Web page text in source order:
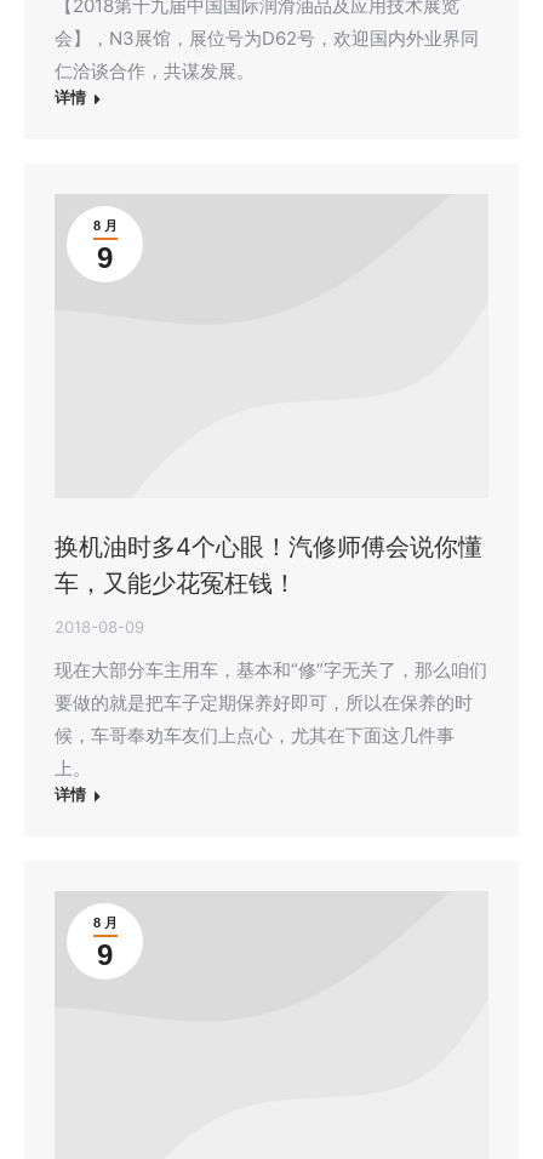
【2018第十九届中国国际润滑油品及应用技术展览
会】，N3展馆，展位号为D62号，欢迎国内外业界同
仁洽谈合作，共谋发展。
详情
8 月
9
换机油时多4个心眼！汽修师傅会说你懂
车，又能少花冤枉钱！
2018-08-09
现在大部分车主用车，基本和“修”字无关了，那么咱们
要做的就是把车子定期保养好即可，所以在保养的时
候，车哥奉劝车友们上点心，尤其在下面这几件事
上。
详情
8 月
9